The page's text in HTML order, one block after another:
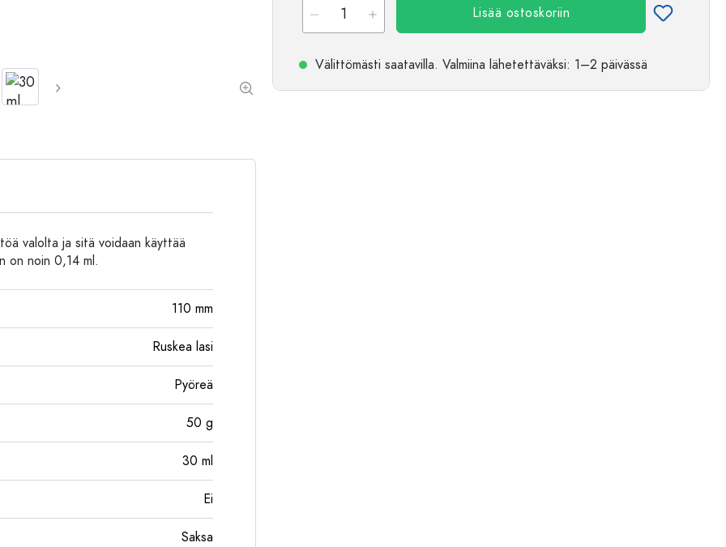
Lisää ostoskoriin
Välittömästi saatavilla. Valmiina lähetettäväksi: 1–2 päivässä
valolta ja sitä voidaan käyttää
on noin 0,14 ml.
110 mm
Ruskea lasi
Pyöreä
50 g
30 ml
Ei
Saksa